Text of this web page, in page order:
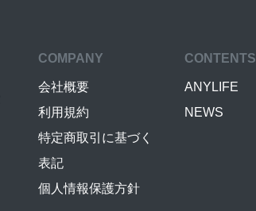
COMPANY
会社概要
利用規約
特定商取引に基づく
表記
個人情報保護方針
CONTENTS
ANYLIFE
NEWS